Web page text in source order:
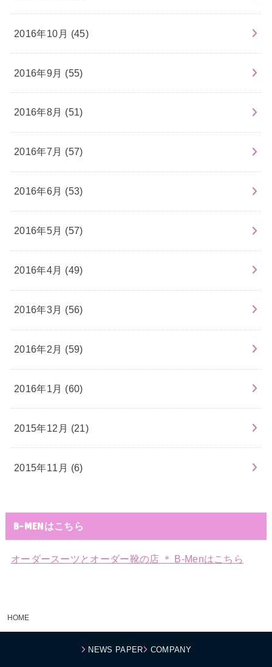
2016年10月 (45)
2016年9月 (55)
2016年8月 (51)
2016年7月 (57)
2016年6月 (53)
2016年5月 (57)
2016年4月 (49)
2016年3月 (56)
2016年2月 (59)
2016年1月 (60)
2015年12月 (21)
2015年11月 (6)
B-MENはこちら
オーダースーツとオーダー靴の店 ＊ B-Menはこちら
HOME
NEWS PAPER COMPANY